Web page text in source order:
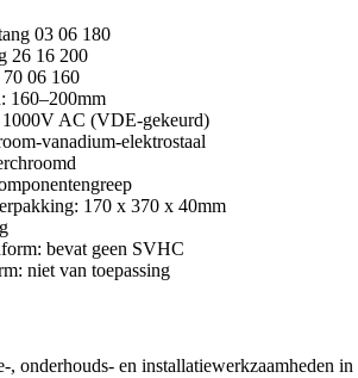
03 06 180
26 16 200
06 160
160–200mm
1000V AC (VDE-gekeurd)
vanadium-elektrostaal
170 x 370 x 40mm
bevat geen SVHC
niet van toepassing
, onderhouds- en installatiewerkzaamheden in